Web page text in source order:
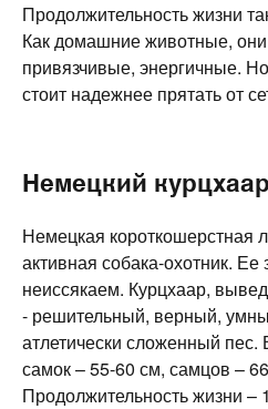
Продолжительность жизни
Как домашние животные,
привязчивые, энергичные.
стоит надежнее прятать от
Немецкий курцхаар
Немецкая короткошерстная
активная собака-охотник. Ее
неиссякаем. Курцхаар,
- решительный, верный,
атлетически сложенный
самок – 55-60 см, самцов –
Продолжительность жизни –